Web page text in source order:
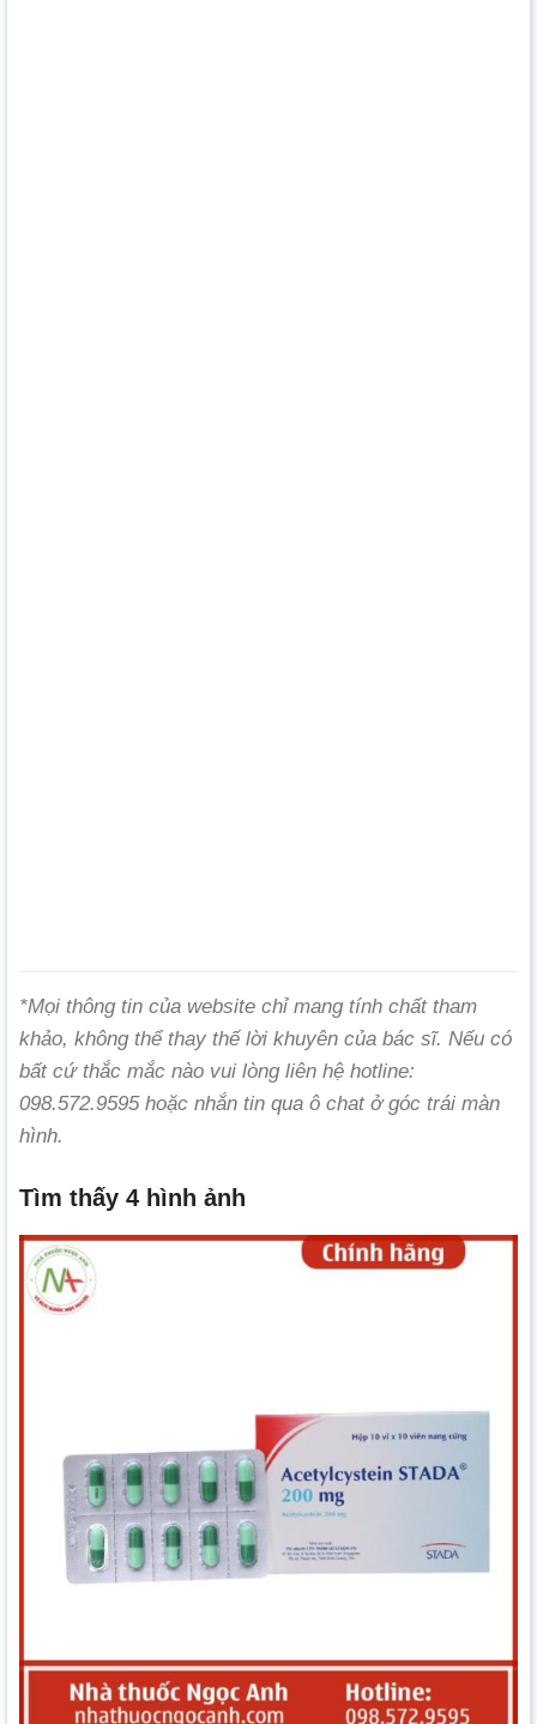
*Mọi thông tin của website chỉ mang tính chất tham
khảo, không thể thay thế lời khuyên của bác sĩ. Nếu có
bất cứ thắc mắc nào vui lòng liên hệ hotline:
098.572.9595 hoặc nhắn tin qua ô chat ở góc trái màn
hình.
Tìm thấy 4 hình ảnh